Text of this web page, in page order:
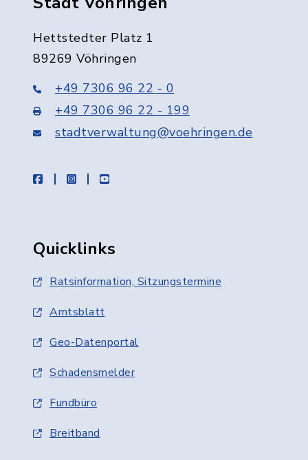
Hettstedter Platz 1
89269 Vöhringen
+49 7306 96 22 - 0
+49 7306 96 22 - 199
stadtverwaltung@voehringen.de
facebookinstagramyoutube
Quicklinks
Ratsinformation, Sitzungstermine
Amtsblatt
Geo-Datenportal
Schadensmelder
Fundbüro
Breitband